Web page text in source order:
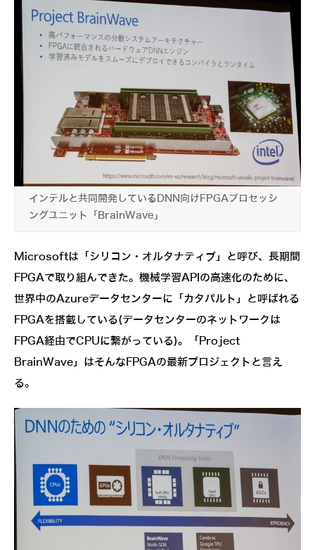
インテルと共同開発しているDNN向けFPGAプロセッシ
ングユニット「BrainWave」
Microsoftは「シリコン・オルタナティブ」と呼び、長期間
FPGAで取り組んできた。機械学習APIの高速化のために、
世界中のAzureデータセンターに「カタパルト」と呼ばれる
FPGAを搭載している(データセンターのネットワークは
FPGA経由でCPUに繋がっている)。「Project
BrainWave」はそんなFPGAの最新プロジェクトと言え
る。